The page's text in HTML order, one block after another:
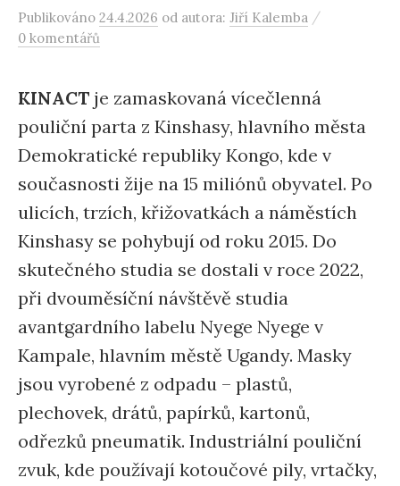
Publikováno 24.4.2026 od autora: Jiří Kalemba /
0 komentářů
KINACT je zamaskovaná vícečlenná
pouliční parta z Kinshasy, hlavního města
Demokratické republiky Kongo, kde v
současnosti žije na 15 miliónů obyvatel. Po
ulicích, trzích, křižovatkách a náměstích
Kinshasy se pohybují od roku 2015. Do
skutečného studia se dostali v roce 2022,
při dvouměsíční návštěvě studia
avantgardního labelu Nyege Nyege v
Kampale, hlavním městě Ugandy. Masky
jsou vyrobené z odpadu – plastů,
plechovek, drátů, papírků, kartonů,
odřezků pneumatik. Industriální pouliční
zvuk, kde používají kotoučové pily, vrtačky,